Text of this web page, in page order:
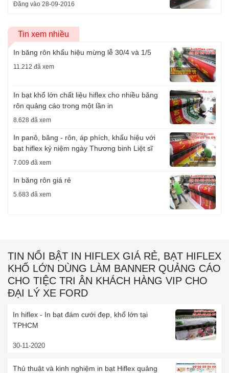
Đăng vào 28-09-2016
Tin xem nhiều
In băng rôn khẩu hiệu mừng lễ 30/4 và 1/5
11.212 đã xem
In bạt khổ lớn chất liệu hiflex cho nhiều băng
rôn quảng cáo trong một lần in
8.628 đã xem
In panô, băng - rôn, áp phích, khẩu hiệu với
bạt hiflex kỷ niệm ngày Thương binh Liệt sĩ
7.009 đã xem
In băng rôn giá rẻ
5.683 đã xem
TIN NỔI BẬT IN HIFLEX GIÁ RẺ, BẠT HIFLEX
KHỔ LỚN DÙNG LÀM BANNER QUẢNG CÁO
CHO TIỆC TRI ÂN KHÁCH HÀNG VIP CHO
ĐẠI LÝ XE FORD
In hiflex - In bạt đám cưới đẹp, khổ lớn tại
TPHCM
30-11-2020
Thủ thuật và kinh nghiệm in bạt Hiflex quảng